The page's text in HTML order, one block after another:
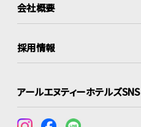
会社概要
採用情報
アールエヌティーホテルズSNS